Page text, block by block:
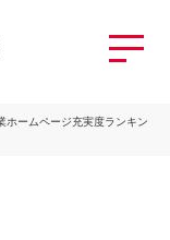
ホームページ充実度ランキン